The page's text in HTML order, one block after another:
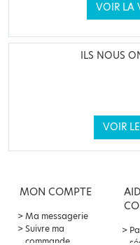
VOIR LA
ILS NOUS
VOIR
MON COMPTE
Ma messagerie
Suivre ma
commande